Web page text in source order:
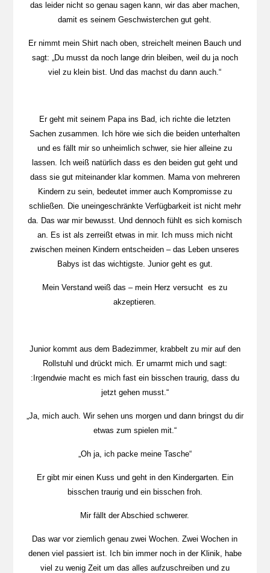
das leider nicht so genau sagen kann, wir das aber machen,
damit es seinem Geschwisterchen gut geht.
Er nimmt mein Shirt nach oben, streichelt meinen Bauch und
sagt: „Du musst da noch lange drin bleiben, weil du ja noch
viel zu klein bist. Und das machst du dann auch.“
Er geht mit seinem Papa ins Bad, ich richte die letzten
Sachen zusammen. Ich höre wie sich die beiden unterhalten
und es fällt mir so unheimlich schwer, sie hier alleine zu
lassen. Ich weiß natürlich dass es den beiden gut geht und
dass sie gut miteinander klar kommen. Mama von mehreren
Kindern zu sein, bedeutet immer auch Kompromisse zu
schließen. Die uneingeschränkte Verfügbarkeit ist nicht mehr
da. Das war mir bewusst. Und dennoch fühlt es sich komisch
an. Es ist als zerreißt etwas in mir. Ich muss mich nicht
zwischen meinen Kindern entscheiden – das Leben unseres
Babys ist das wichtigste. Junior geht es gut.
Mein Verstand weiß das – mein Herz versucht es zu
akzeptieren.
Junior kommt aus dem Badezimmer, krabbelt zu mir auf den
Rollstuhl und drückt mich. Er umarmt mich und sagt:
:Irgendwie macht es mich fast ein bisschen traurig, dass du
jetzt gehen musst.“
„Ja, mich auch. Wir sehen uns morgen und dann bringst du dir
etwas zum spielen mit.“
„Oh ja, ich packe meine Tasche“
Er gibt mir einen Kuss und geht in den Kindergarten. Ein
bisschen traurig und ein bisschen froh.
Mir fällt der Abschied schwerer.
Das war vor ziemlich genau zwei Wochen. Zwei Wochen in
denen viel passiert ist. Ich bin immer noch in der Klinik, habe
viel zu wenig Zeit um das alles aufzuschreiben und zu